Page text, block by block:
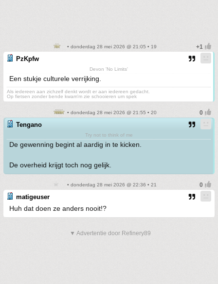
• donderdag 28 mei 2026 @ 21:05 • 19
PzKpfw
Devon 'No Limits'
Een stukje culturele verrijking.
Als iedereen aan zichzelf denkt wordt er aan iedereen gedacht.
Op fietsen zonder bende kwam'm zie schooieren um spek
• donderdag 28 mei 2026 @ 21:55 • 20
Tengano
Try not to think of me
De gewenning begint al aardig in te kicken.
De overheid krijgt toch nog gelijk.
• donderdag 28 mei 2026 @ 22:36 • 21
matigeuser
Huh dat doen ze anders nooit!?
▼ Advertentie door Refinery89